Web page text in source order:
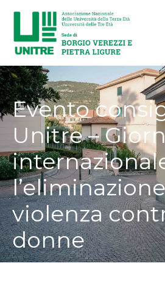
Evento
Unitre –
violenza
donne